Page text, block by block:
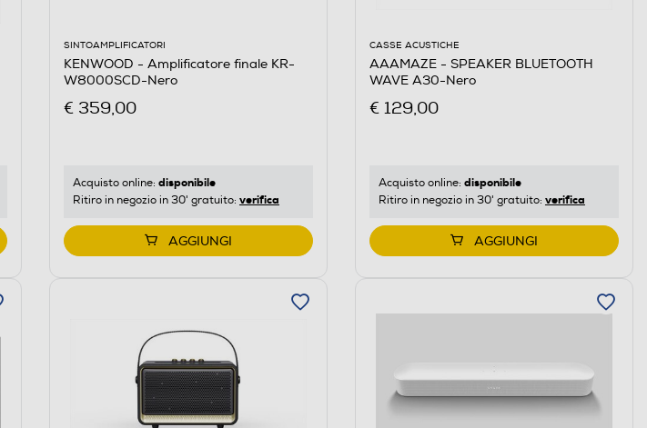
SINTOAMPLIFICATORI
KENWOOD - Amplificatore finale KR-
W8000SCD-Nero
€ 359,00
Acquisto online: disponibile
Ritiro in negozio in 30' gratuito: verifica
AGGIUNGI
CASSE ACUSTICHE
AAAMAZE - SPEAKER BLUETOOTH
WAVE A30-Nero
€ 129,00
Acquisto online: disponibile
Ritiro in negozio in 30' gratuito: verifica
AGGIUNGI